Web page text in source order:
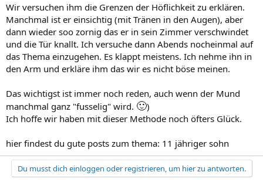
Wir versuchen ihm die Grenzen der Höflichkeit zu erklären.
Manchmal ist er einsichtig (mit Tränen in den Augen), aber
dann wieder soo zornig das er in sein Zimmer verschwindet
und die Tür knallt. Ich versuche dann Abends nocheinmal auf
das Thema einzugehen. Es klappt meistens. Ich nehme ihn in
den Arm und erkläre ihm das wir es nicht böse meinen.
Das wichtigst ist immer noch reden, auch wenn der Mund
manchmal ganz "fusselig" wird. 🙂)
Ich hoffe wir haben mit dieser Methode noch öfters Glück.
hier findest du gute posts zum thema: 11 jähriger sohn
Du musst dich einloggen oder registrieren, um hier zu antworten.